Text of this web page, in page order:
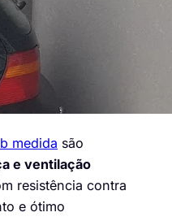
medida são
e ventilação
resistência contra
e ótimo